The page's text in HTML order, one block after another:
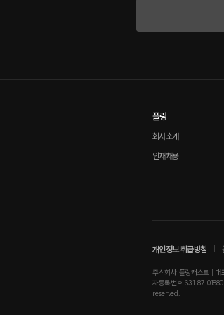
플링
회사소개
인재채용
개인정보 취급방침
주식회사 플링캐스트 |
자등록번호 631-87-
reserved.